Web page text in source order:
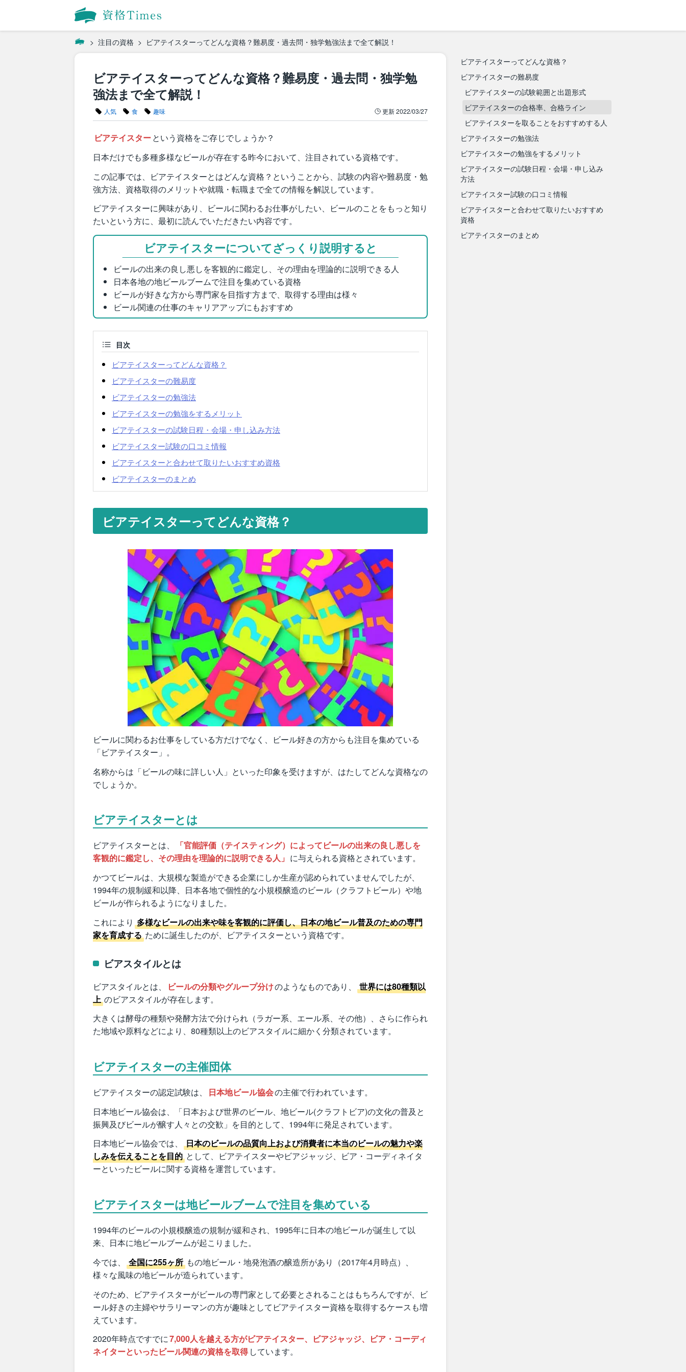
注目の資格 ビアテイスターってどんな資格？難易度・過去問・独学勉強法まで全て解説！
ビアテイスターってどんな資格？難易度・過去問・独学勉
強法まで全て解説！
人気 食 趣味 更新2022/03/27
ビアテイスターという資格をご存じでしょうか？
日本だけでも多種多様なビールが存在する昨今において、注目されている資格です。
この記事では、ビアテイスターとはどんな資格？ということから、試験の内容や難易度・勉
強方法、資格取得のメリットや就職・転職まで全ての情報を解説しています。
ビアテイスターに興味があり、ビールに関わるお仕事がしたい、ビールのことをもっと知り
たいという方に、最初に読んでいただきたい内容です。
ビアテイスターについてざっくり説明すると
ビールの出来の良し悪しを客観的に鑑定し、その理由を理論的に説明できる人
日本各地の地ビールブームで注目を集めている資格
ビールが好きな方から専門家を目指す方まで、取得する理由は様々
ビール関連の仕事のキャリアアップにもおすすめ
目次
ビアテイスターってどんな資格？
ビアテイスターの難易度
ビアテイスターの勉強法
ビアテイスターの勉強をするメリット
ビアテイスターの試験日程・会場・申し込み方法
ビアテイスター試験の口コミ情報
ビアテイスターと合わせて取りたいおすすめ資格
ビアテイスターのまとめ
ビアテイスターってどんな資格？
ビールに関わるお仕事をしている方だけでなく、ビール好きの方からも注目を集めている
「ビアテイスター」。
名称からは「ビールの味に詳しい人」といった印象を受けますが、はたしてどんな資格なの
でしょうか。
ビアテイスターとは
ビアテイスターとは、
「官能評価（テイスティング）によってビールの出来の良し悪しを
客観的に鑑定し、その理由を理論的に説明できる人」 に与えられる資格とされています。
かつてビールは、大規模な製造ができる企業にしか生産が認められていませんでしたが、
1994年の規制緩和以降、日本各地で個性的な小規模醸造のビール（クラフトビール）や地
ビールが作られるようになりました。
これにより 多様なビールの出来や味を客観的に評価し、日本の地ビール普及のための専門
家を育成する ために誕生したのが、ビアテイスターという資格です。
ビアスタイルとは
ビアスタイルとは、 ビールの分類やグループ分けのようなものであり、
世界には80種類以
上 のビアスタイルが存在します。
大きくは酵母の種類や発酵方法で分けられ（ラガー系、エール系、その他）、さらに作られ
た地域や原料などにより、80種類以上のビアスタイルに細かく分類されています。
ビアテイスターの主催団体
ビアテイスターの認定試験は、 日本地ビール協会の主催で行われています。
日本地ビール協会は、「日本および世界のビール、地ビール(クラフトビア)の文化の普及と
振興及びビールが醸す人々との交歓」を目的として、1994年に発足されています。
日本地ビール協会では、
日本のビールの品質向上および消費者に本当のビールの魅力や楽
しみを伝えることを目的 として、ビアテイスターやビアジャッジ、ビア・コーディネイタ
ーといったビールに関する資格を運営しています。
ビアテイスターは地ビールブームで注目を集めている
1994年のビールの小規模醸造の規制が緩和され、1995年に日本の地ビールが誕生して以
来、日本に地ビールブームが起こりました。
今では、
全国に255ヶ所 もの地ビール・地発泡酒の醸造所があり（2017年4月時点）、
様々な風味の地ビールが造られています。
そのため、ビアテイスターがビールの専門家として必要とされることはもちろんですが、ビ
ール好きの主婦やサラリーマンの方が趣味としてビアテイスター資格を取得するケースも増
えています。
2020年時点ですでに7,000人を越える方がビアテイスター、ビアジャッジ、ビア・コーディ
ネイターといったビール関連の資格を取得 しています。
ビアテイスターってどんな資格？
ビアテイスターの難易度
ビアテイスターの試験範囲と出題形式
ビアテイスターの合格率、合格ライン
ビアテイスターを取ることをおすすめする人
ビアテイスターの勉強法
ビアテイスターの勉強をするメリット
ビアテイスターの試験日程・会場・申し込み
方法
ビアテイスター試験の口コミ情報
ビアテイスターと合わせて取りたいおすすめ
資格
ビアテイスターのまとめ